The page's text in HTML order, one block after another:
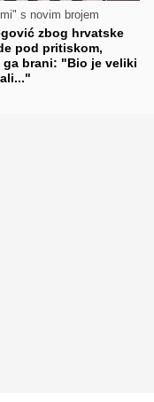
s novim brojem
zbog hrvatske
pod pritiskom,
ga brani: "Bio je veliki